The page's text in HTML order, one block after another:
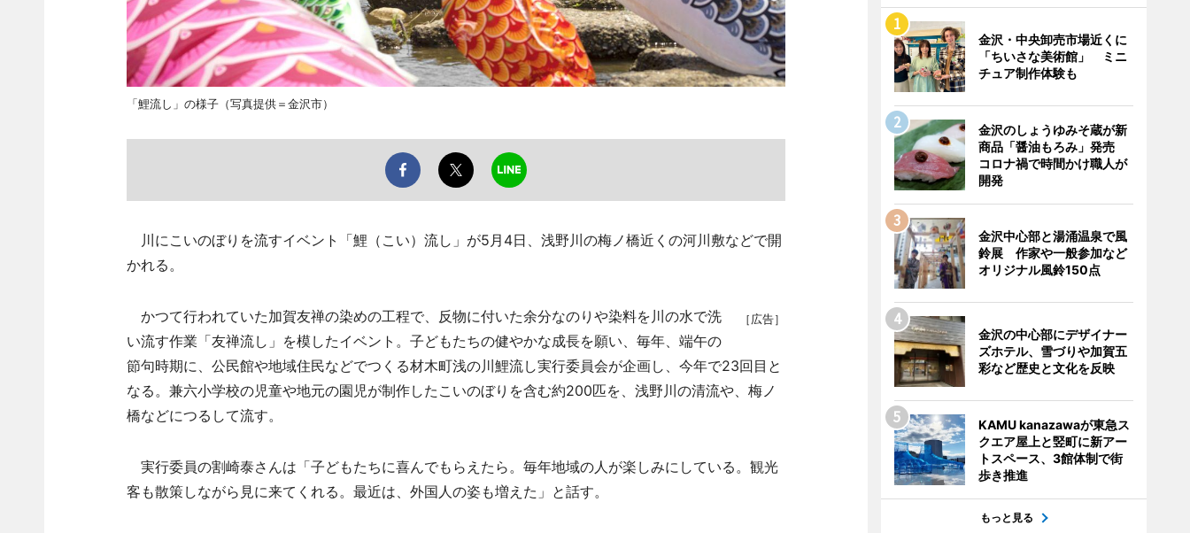
「鯉流し」の様子（写真提供＝金沢市）
川にこいのぼりを流すイベント「鯉（こい）流し」が5月4日、浅野川の梅ノ橋近くの河川敷などで開
かれる。
［広告］
かつて行われていた加賀友禅の染めの工程で、反物に付いた余分なのりや染料を川の水で洗
い流す作業「友禅流し」を模したイベント。子どもたちの健やかな成長を願い、毎年、端午の
節句時期に、公民館や地域住民などでつくる材木町浅の川鯉流し実行委員会が企画し、今年で23回目と
なる。兼六小学校の児童や地元の園児が制作したこいのぼりを含む約200匹を、浅野川の清流や、梅ノ
橋などにつるして流す。
実行委員の割崎泰さんは「子どもたちに喜んでもらえたら。毎年地域の人が楽しみにしている。観光
客も散策しながら見に来てくれる。最近は、外国人の姿も増えた」と話す。
金沢・中央卸売市場近くに
「ちいさな美術館」 ミニ
チュア制作体験も
金沢のしょうゆみそ蔵が新
商品「醤油もろみ」発売
コロナ禍で時間かけ職人が
開発
金沢中心部と湯涌温泉で風
鈴展 作家や一般参加など
オリジナル風鈴150点
金沢の中心部にデザイナー
ズホテル、雪づりや加賀五
彩など歴史と文化を反映
KAMU kanazawaが東急ス
クエア屋上と竪町に新アー
トスペース、3館体制で街
歩き推進
もっと見る